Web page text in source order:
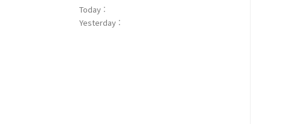
Today :
Yesterday :